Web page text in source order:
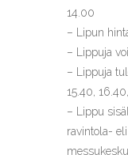
14.00
– Lipun
– Lippuja
– Lippuja
15.40,
– Lippu
ravintola-